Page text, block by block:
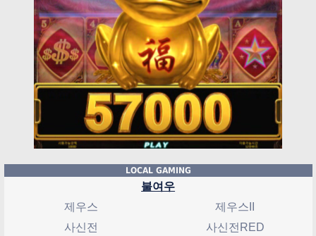
LOCAL GAMING
불여우
제우스
제우스II
사신전
사신전RED